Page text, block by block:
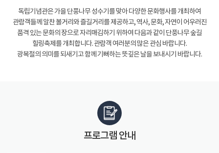
독립기념관은 가을 단풍나무 성수기를 맞아 다양한 문화행사를 개최하여
관람객들께 알찬 볼거리와 즐길거리를 제공하고, 역사, 문화, 자연이 어우러진
품격 있는 문화의 장으로 자리매김하기 위하여 다음과 같이 단풍나무 숲길
힐링축제를 개최합니다. 관람객 여러분의 많은 관심 바랍니다.
광복절의 의미를 되새기고 함께 기뻐하는 뜻깊은 날을 보내시기 바랍니다.
프로그램 안내